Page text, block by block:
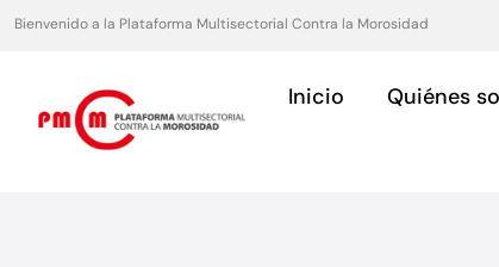
Bienvenido a la Plataforma Multisectorial Contra la Morosidad
Inicio Quiénes